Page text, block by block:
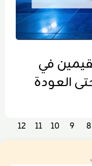
في
العودة
8
9
10
11
12